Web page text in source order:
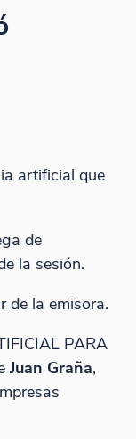
artificial que
de
la sesión.
de la emisora.
PARA
Juan Graña,